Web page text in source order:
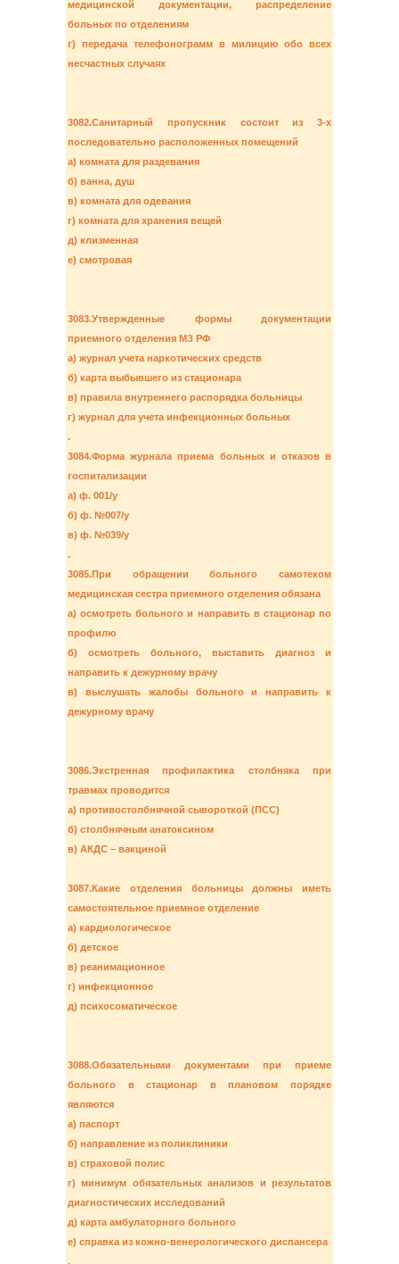
медицинской документации, распределение
больных по отделениям
г) передача телефонограмм в милицию обо всех
несчастных случаях
3082.Санитарный пропускник состоит из 3-х
последовательно расположенных помещений
а) комната для раздевания
б) ванна, душ
в) комната для одевания
г) комната для хранения вещей
д) клизменная
е) смотровая
3083.Утвержденные формы документации
приемного отделения МЗ РФ
а) журнал учета наркотических средств
б) карта выбывшего из стационара
в) правила внутреннего распорядка больницы
г) журнал для учета инфекционных больных
.
3084.Форма журнала приема больных и отказов в
госпитализации
а) ф. 001/у
б) ф. №007/у
в) ф. №039/у
.
3085.При обращении больного самотеком
медицинская сестра приемного отделения обязана
а) осмотреть больного и направить в стационар по
профилю
б) осмотреть больного, выставить диагноз и
направить к дежурному врачу
в) выслушать жалобы больного и направить к
дежурному врачу
3086.Экстренная профилактика столбняка при
травмах проводится
а) противостолбнячной сывороткой (ПСС)
б) столбнячным анатоксином
в) АКДС – вакциной
3087.Какие отделения больницы должны иметь
самостоятельное приемное отделение
а) кардиологическое
б) детское
в) реанимационное
г) инфекционное
д) психосоматическое
3088.Обязательными документами при приеме
больного в стационар в плановом порядке
являются
а) паспорт
б) направление из поликлиники
в) страховой полис
г) минимум обязательных анализов и результатов
диагностических исследований
д) карта амбулаторного больного
е) справка из кожно-венерологического диспансера
.